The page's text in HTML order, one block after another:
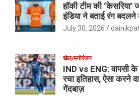
हॉकी टीम की ‘केसरिया’
इंडिया ने बताई रंग
July 30, 2026
खेल/मनोरंजन
IND vs ENG: वापसी
रचा इतिहास, ऐसा करने
गेंदबाज़